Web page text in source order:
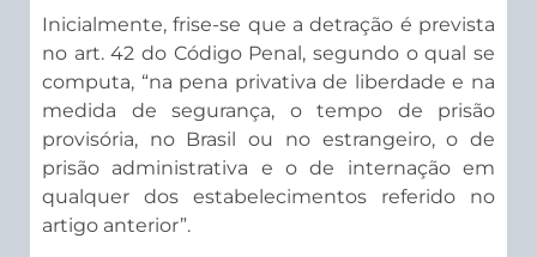
Inicialmente, frise-se que a detração é prevista
no art. 42 do Código Penal, segundo o qual se
computa, “na pena privativa de liberdade e na
medida de segurança, o tempo de prisão
provisória, no Brasil ou no estrangeiro, o de
prisão administrativa e o de internação em
qualquer dos estabelecimentos referido no
artigo anterior”.